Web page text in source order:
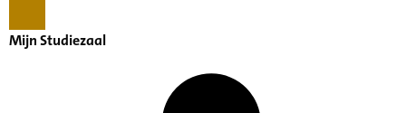
Mijn Studiezaal